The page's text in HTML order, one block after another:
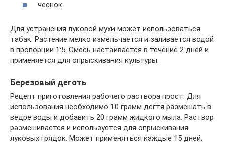
чеснок.
Для устранения луковой мухи может использоваться
табак. Растение мелко измельчается и заливается водой
в пропорции 1:5. Смесь настаивается в течение 2 дней и
применяется для опрыскивания культуры.
Березовый деготь
Рецепт приготовления рабочего раствора прост. Для
использования необходимо 10 грамм дегтя размешать в
ведре воды и добавить 20 грамм жидкого мыла. Раствор
размешивается и используется для опрыскивания
луковых грядок. Может применяться каждые 15 дней.